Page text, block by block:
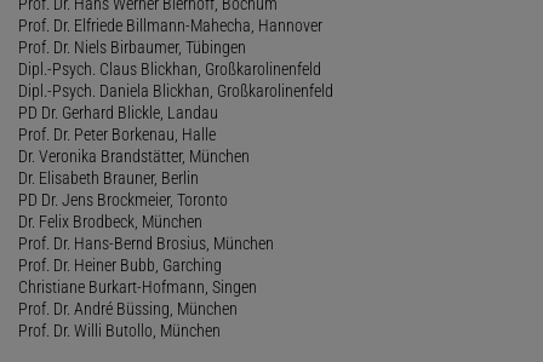
Prof. Dr. Elfriede Billmann-Mahecha, Hannover
Prof. Dr. Niels Birbaumer, Tübingen
Dipl.-Psych. Claus Blickhan, Großkarolinenfeld
Dipl.-Psych. Daniela Blickhan, Großkarolinenfeld
PD Dr. Gerhard Blickle, Landau
Prof. Dr. Peter Borkenau, Halle
Dr. Veronika Brandstätter, München
Dr. Elisabeth Brauner, Berlin
PD Dr. Jens Brockmeier, Toronto
Dr. Felix Brodbeck, München
Prof. Dr. Hans-Bernd Brosius, München
Prof. Dr. Heiner Bubb, Garching
Christiane Burkart-Hofmann, Singen
Prof. Dr. André Büssing, München
Prof. Dr. Willi Butollo, München